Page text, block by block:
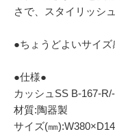
さで、スタイリッシ
●ちょうどよいサイ
●仕様●
カッシュSS B-167-
材質:陶器製
サイズ(㎜